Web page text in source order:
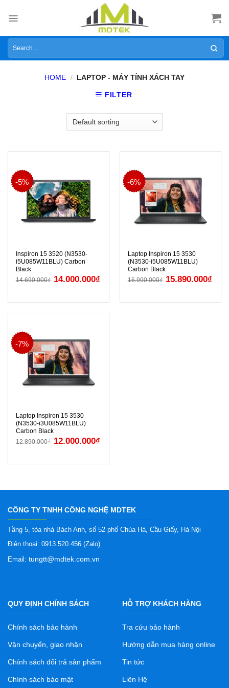
Search
for:
HOME / LAPTOP - MÁY TÍNH XÁCH TAY
FILTER
-5%
Inspiron 15 3520 (N3530-
i5U085W11BLU) Carbon
Black
14.690.000₫ 14.000.000₫
-6%
Laptop Inspiron 15 3530
(N3530-i5U085W11BLU)
Carbon Black
16.990.000₫ 15.890.000₫
-7%
Laptop Inspiron 15 3530
(N3530-i3U085W11BLU)
Carbon Black
12.890.000₫ 12.000.000₫
CÔNG TY TNHH CÔNG NGHỆ MDTEK
Tầng 5, tòa nhà Bách Anh, số 52 phố Chùa Hà, Cầu Giấy, Hà Nội
Điện thoại: 0913.520.456 (Zalo)
Email: tungtt@mdtek.com.vn
QUY ĐỊNH CHÍNH SÁCH
Chính sách bảo hành
Vận chuyển, giao nhận
Chính sách đổi trả sản phẩm
Chính sách bảo mật
HỖ TRỢ KHÁCH HÀNG
Tra cứu bảo hành
Hướng dẫn mua hàng online
Tin tức
Liên Hệ